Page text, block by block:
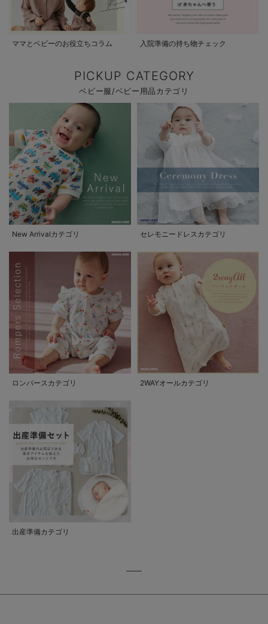
ママとベビーのお役立ちコラム 入院準備の持ち物チェック
PICKUP CATEGORY
ベビー服/ベビー用品カテゴリ
New Arrivalカテゴリ セレモニードレスカテゴリ
ロンパースカテゴリ 2WAYオールカテゴリ
出産準備カテゴリ